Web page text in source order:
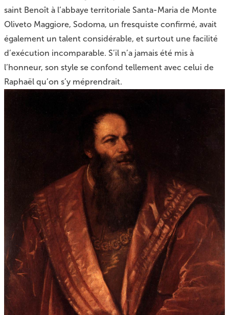
saint Benoît à l’abbaye territoriale Santa-Maria de Monte
Oliveto Maggiore, Sodoma, un fresquiste confirmé, avait
également un talent considérable, et surtout une facilité
d’exécution incomparable. S’il n’a jamais été mis à
l’honneur, son style se confond tellement avec celui de
Raphaël qu’on s’y méprendrait.